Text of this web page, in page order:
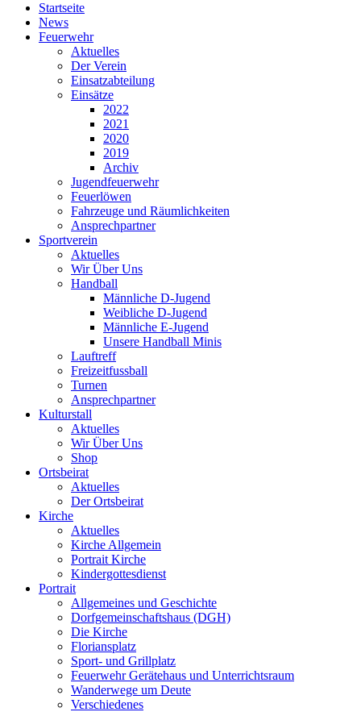
Startseite
News
Feuerwehr
Aktuelles
Der Verein
Einsatzabteilung
Einsätze
2022
2021
2020
2019
Archiv
Jugendfeuerwehr
Feuerlöwen
Fahrzeuge und Räumlichkeiten
Ansprechpartner
Sportverein
Aktuelles
Wir Über Uns
Handball
Männliche D-Jugend
Weibliche D-Jugend
Männliche E-Jugend
Unsere Handball Minis
Lauftreff
Freizeitfussball
Turnen
Ansprechpartner
Kulturstall
Aktuelles
Wir Über Uns
Shop
Ortsbeirat
Aktuelles
Der Ortsbeirat
Kirche
Aktuelles
Kirche Allgemein
Portrait Kirche
Kindergottesdienst
Portrait
Allgemeines und Geschichte
Dorfgemeinschaftshaus (DGH)
Die Kirche
Floriansplatz
Sport- und Grillplatz
Feuerwehr Gerätehaus und Unterrichtsraum
Wanderwege um Deute
Verschiedenes